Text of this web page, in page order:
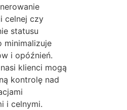
celnej czy
statusu
minimalizuje
i opóźnień.
klienci mogą
kontrolę nad
i celnymi.